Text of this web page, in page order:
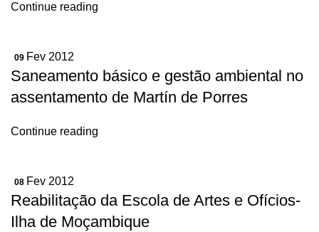
Continue reading
09 Fev 2012
Saneamento básico e gestão ambiental no
assentamento de Martín de Porres
Continue reading
08 Fev 2012
Reabilitação da Escola de Artes e Ofícios-
Ilha de Moçambique